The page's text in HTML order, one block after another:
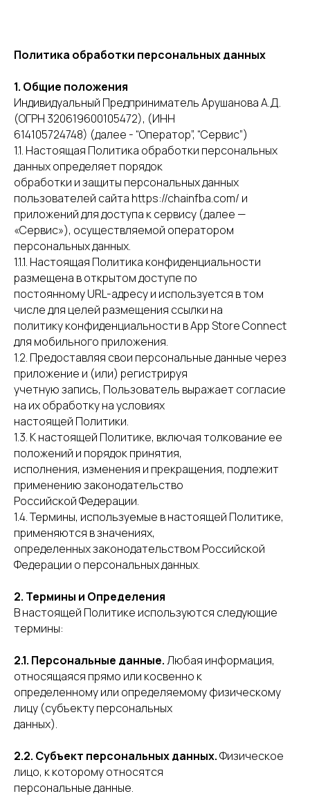
Политика обработки персональных данных
1. Общие положения
Индивидуальный Предприниматель Арушанова А.Д.
(ОГРН 320619600105472), (ИНН
614105724748) (далее - “Оператор”, “Сервис”)
1.1. Настоящая Политика обработки персональных
данных определяет порядок
обработки и защиты персональных данных
пользователей сайта https://chainfba.com/ и
приложений для доступа к сервису (далее —
«Сервис»), осуществляемой оператором
персональных данных.
1.1.1. Настоящая Политика конфиденциальности
размещена в открытом доступе по
постоянному URL-адресу и используется в том
числе для целей размещения ссылки на
политику конфиденциальности в App Store Connect
для мобильного приложения.
1.2. Предоставляя свои персональные данные через
приложение и (или) регистрируя
учетную запись, Пользователь выражает согласие
на их обработку на условиях
настоящей Политики.
1.3. К настоящей Политике, включая толкование ее
положений и порядок принятия,
исполнения, изменения и прекращения, подлежит
применению законодательство
Российской Федерации.
1.4. Термины, используемые в настоящей Политике,
применяются в значениях,
определенных законодательством Российской
Федерации о персональных данных.
2. Термины и Определения
В настоящей Политике используются следующие
термины:
2.1. Персональные данные.Любая информация,
относящаяся прямо или косвенно к
определенному или определяемому физическому
лицу (субъекту персональных
данных).
2.2. Субъект персональных данных.Физическое
лицо, к которому относятся
персональные данные.